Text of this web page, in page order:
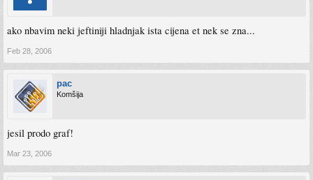
ako nbavim neki jeftiniji hladnjak ista cijena et nek se zna...
Feb 28, 2006
pac
Komšija
jesil prodo graf!
Mar 23, 2006